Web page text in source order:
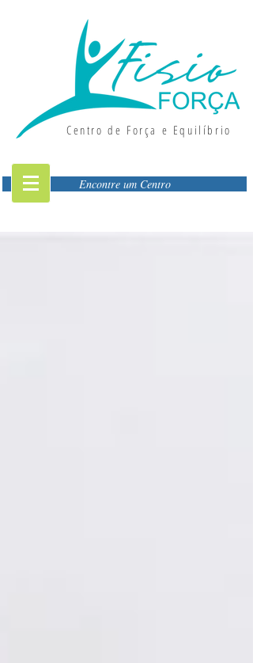
Centro de Força e Equilíbrio
Encontre um Centro